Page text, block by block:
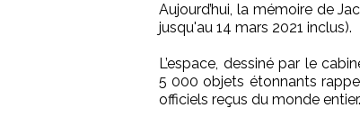
Aujourd’hui, la mémoire de
jusqu'au 14 mars 2021 inclus).
L’espace, dessiné par le
5 000 objets étonnants
officiels reçus du monde entier.